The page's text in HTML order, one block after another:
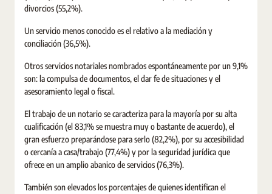
divorcios (55,2%).
Un servicio menos conocido es el relativo a la mediación y
conciliación (36,5%).
Otros servicios notariales nombrados espontáneamente por un 9,1%
son: la compulsa de documentos, el dar fe de situaciones y el
asesoramiento legal o fiscal.
El trabajo de un notario se caracteriza para la mayoría por su alta
cualificación (el 83,1% se muestra muy o bastante de acuerdo), el
gran esfuerzo preparándose para serlo (82,2%), por su accesibilidad
o cercanía a casa/trabajo (77,4%) y por la seguridad jurídica que
ofrece en un amplio abanico de servicios (76,3%).
También son elevados los porcentajes de quienes identifican el